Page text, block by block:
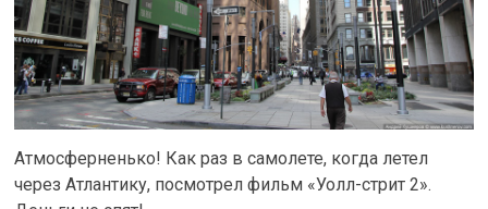
Атмосферненько! Как раз в самолете, когда летел
через Атлантику, посмотрел фильм «Уолл-стрит 2».